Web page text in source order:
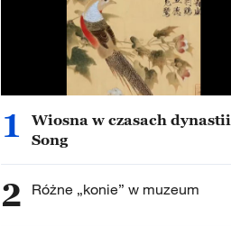
1
Wiosna w czasach dynastii
Song
2 Różne „konie” w muzeum